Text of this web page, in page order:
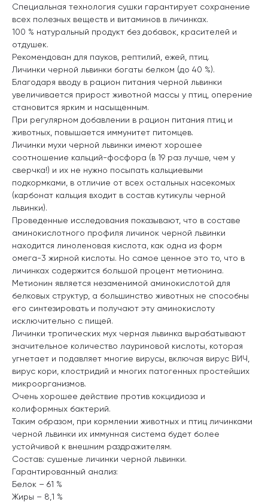
Специальная технология сушки гарантирует сохранение
всех полезных веществ и витаминов в личинках.
100 % натуральный продукт без добавок, красителей и
отдушек.
Рекомендован для пауков, рептилий, ежей, птиц.
Личинки черной львинки богаты белком (до 40 %).
Благодаря вводу в рацион питания черной львинки
увеличивается прирост животной массы у птиц, оперение
становится ярким и насыщенным.
При регулярном добавлении в рацион питания птиц и
животных, повышается иммунитет питомцев.
Личинки мухи черной львинки имеют хорошее
соотношение кальций-фосфора (в 19 раз лучше, чем у
сверчка!) и их не нужно посыпать кальциевыми
подкормками, в отличие от всех остальных насекомых
(карбонат кальция входит в состав кутикулы черной
львинки).
Проведенные исследования показывают, что в составе
аминокислотного профиля личинок черной львинки
находится линоленовая кислота, как одна из форм
омега-3 жирной кислоты. Но самое ценное это то, что в
личинках содержится большой процент метионина.
Метионин является незаменимой аминокислотой для
белковых структур, а большинство животных не способны
его синтезировать и получают эту аминокислоту
исключительно с пищей.
Личинки тропических мух черная львинка вырабатывают
значительное количество лауриновой кислоты, которая
угнетает и подавляет многие вирусы, включая вирус ВИЧ,
вирус кори, клостридий и многих патогенных простейших
микроорганизмов.
Очень хорошее действие против кокцидиоза и
колиформных бактерий.
Таким образом, при кормлении животных и птиц личинками
черной львинки их иммунная система будет более
устойчивой к внешним раздражителям.
Состав: сушеные личинки черной львинки.
Гарантированный анализ:
Белок – 61 %
Жиры – 8,1 %